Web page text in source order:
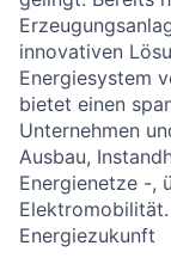
innovativen
Energiesystem
bietet einen
Unternehmen
Ausbau,
Energienetze -,
Energiezukunft